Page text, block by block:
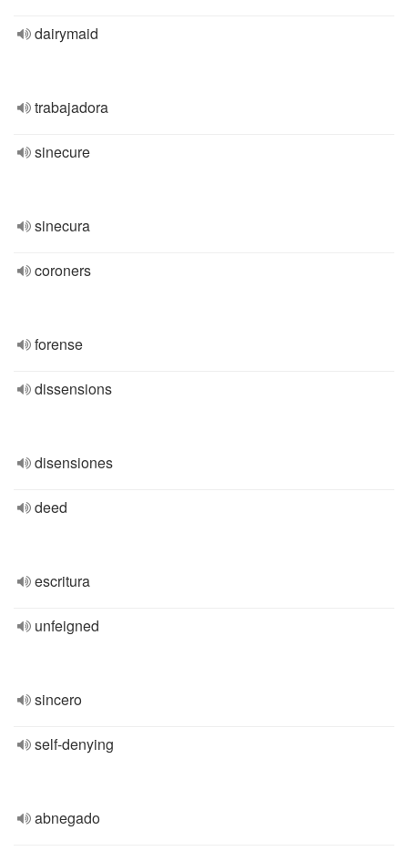
dairymaid
trabajadora
sinecure
sinecura
coroners
forense
dissensions
disensiones
deed
escritura
unfeigned
sincero
self-denying
abnegado